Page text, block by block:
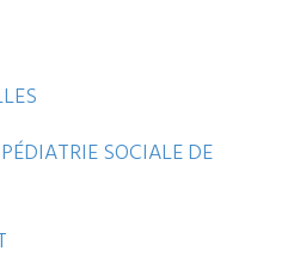
SOCIALE DE